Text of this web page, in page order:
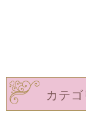
カテゴ